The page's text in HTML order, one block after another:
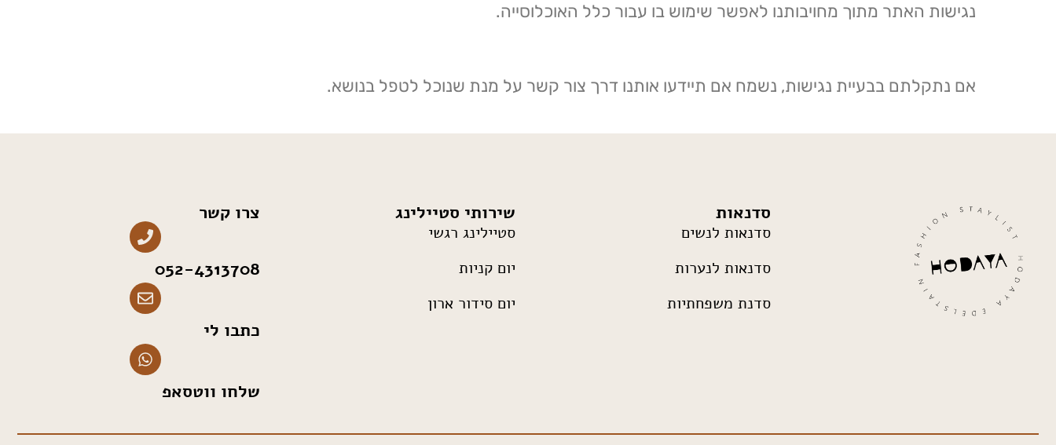
נגישות האתר מתוך מחויבותנו לאפשר שימוש בו עבור כלל האוכלוסייה.
אם נתקלתם בבעיית נגישות, נשמח אם תיידעו אותנו דרך צור קשר על מנת שנוכל לטפל בנושא.
סדנאות
סדנאות לנשים
סדנאות לנערות
סדנת משפחתיות
שירותי סטיילינג
סטיילינג רגשי
יום קניות
יום סידור ארון
צרו קשר
052-4313708
כתבו לי
שלחו ווטסאפ